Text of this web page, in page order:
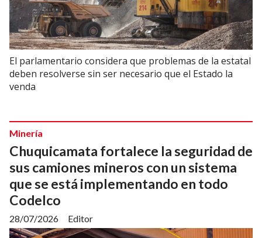
El parlamentario considera que problemas de la estatal
deben resolverse sin ser necesario que el Estado la
venda
Chuquicamata fortalece la seguridad de
sus camiones mineros con un sistema
que se está implementando en todo
Codelco
Editor
Minería
28/07/2026